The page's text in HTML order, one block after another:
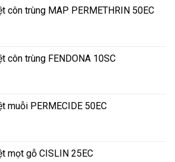
côn trùng MAP PERMETHRIN 50EC
côn trùng FENDONA 10SC
muỗi PERMECIDE 50EC
mọt gỗ CISLIN 25EC